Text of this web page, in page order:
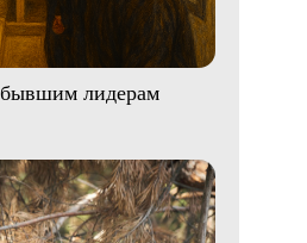
бывшим лидерам